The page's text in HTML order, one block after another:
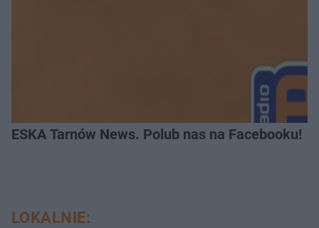
ESKA Tarnów News. Polub nas na Facebooku!
LOKALNIE: